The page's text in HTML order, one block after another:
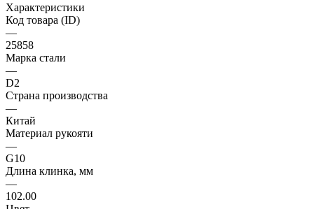
Характеристики
Код товара (ID)
—
25858
Марка стали
—
D2
Страна производства
—
Китай
Материал рукояти
—
G10
Длина клинка, мм
—
102.00